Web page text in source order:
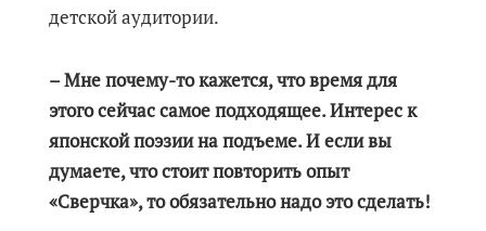
детской аудитории.
– Мне почему-то кажется, что время для
этого сейчас самое подходящее. Интерес к
японской поэзии на подъеме. И если вы
думаете, что стоит повторить опыт
«Сверчка», то обязательно надо это сделать!